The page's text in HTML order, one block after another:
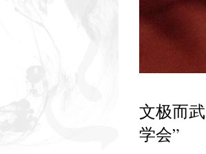
文极而
学会”